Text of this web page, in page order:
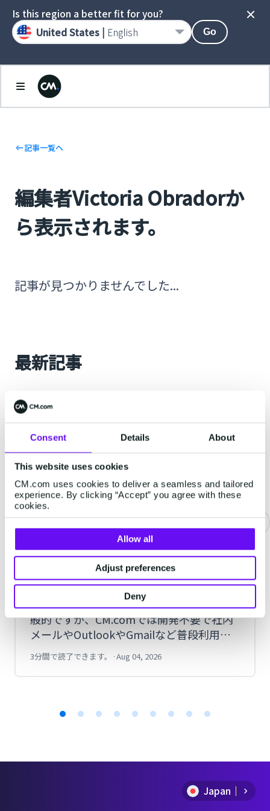
Consent Details About
This website uses cookies
CM.com uses cookies to deliver a seamless and tailored
experience. By clicking “Accept” you agree with these
cookies.
Allow all
Adjust preferences
Deny
記事一覧へ
編集者Victoria Obradorか
ら表示されます。
記事が見つかりませんでした...
最新記事
RCS
企業がRCSをメールソフトから送信す
る方法とは？実際にOutlookで送信し
てみた手順を紹介
RCSはAPIや管理画面から送信する方法が一
般的ですが、CM.comでは開発不要で社内
メールやOutlookやGmailなど普段利用し
ているメールソフトやPORTERSなどのメ
ール送信システムからも送信できます。今
3分間で読了できます。 ·Aug 04, 2026
Japan
Is this region a better fit for you?
United States | English Go